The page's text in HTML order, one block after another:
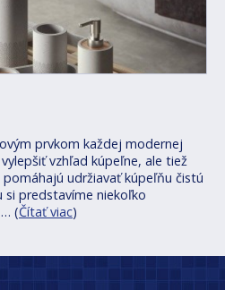
prvkom každej modernej
vzhľad kúpeľne, ale tiež
udržiavať kúpeľňu čistú
predstavíme niekoľko
(Čítať viac)